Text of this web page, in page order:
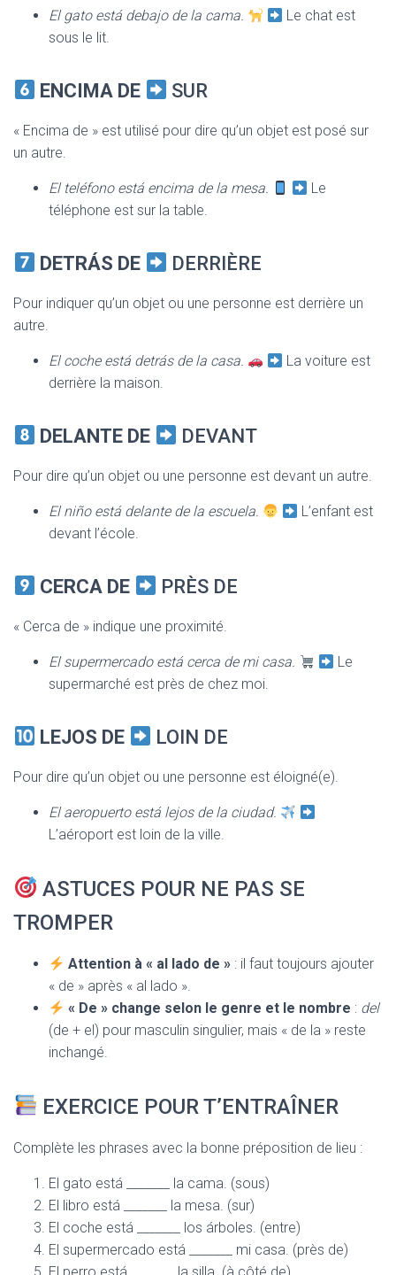
El gato está debajo de la cama.
Le chat est
sous le lit.
ENCIMA DE SUR
« Encima de » est utilisé pour dire qu’un objet est posé sur
un autre.
El teléfono está encima de la mesa.
Le
téléphone est sur la table.
DETRÁS DE DERRIÈRE
Pour indiquer qu’un objet ou une personne est derrière un
autre.
El coche está detrás de la casa.
La voiture est
derrière la maison.
DELANTE DE DEVANT
Pour dire qu’un objet ou une personne est devant un autre.
El niño está delante de la escuela.
L’enfant est
devant l’école.
CERCA DE PRÈS DE
« Cerca de » indique une proximité.
El supermercado está cerca de mi casa.
Le
supermarché est près de chez moi.
LEJOS DE LOIN DE
Pour dire qu’un objet ou une personne est éloigné(e).
El aeropuerto está lejos de la ciudad.
L’aéroport est loin de la ville.
ASTUCES POUR NE PAS SE
TROMPER
Attention à « al lado de » : il faut toujours ajouter
« de » après « al lado ».
« De » change selon le genre et le nombre : del
(de + el) pour masculin singulier, mais « de la » reste
inchangé.
EXERCICE POUR T’ENTRAÎNER
Complète les phrases avec la bonne préposition de lieu :
El gato está _______ la cama. (sous)
El libro está _______ la mesa. (sur)
El coche está _______ los árboles. (entre)
El supermercado está _______ mi casa. (près de)